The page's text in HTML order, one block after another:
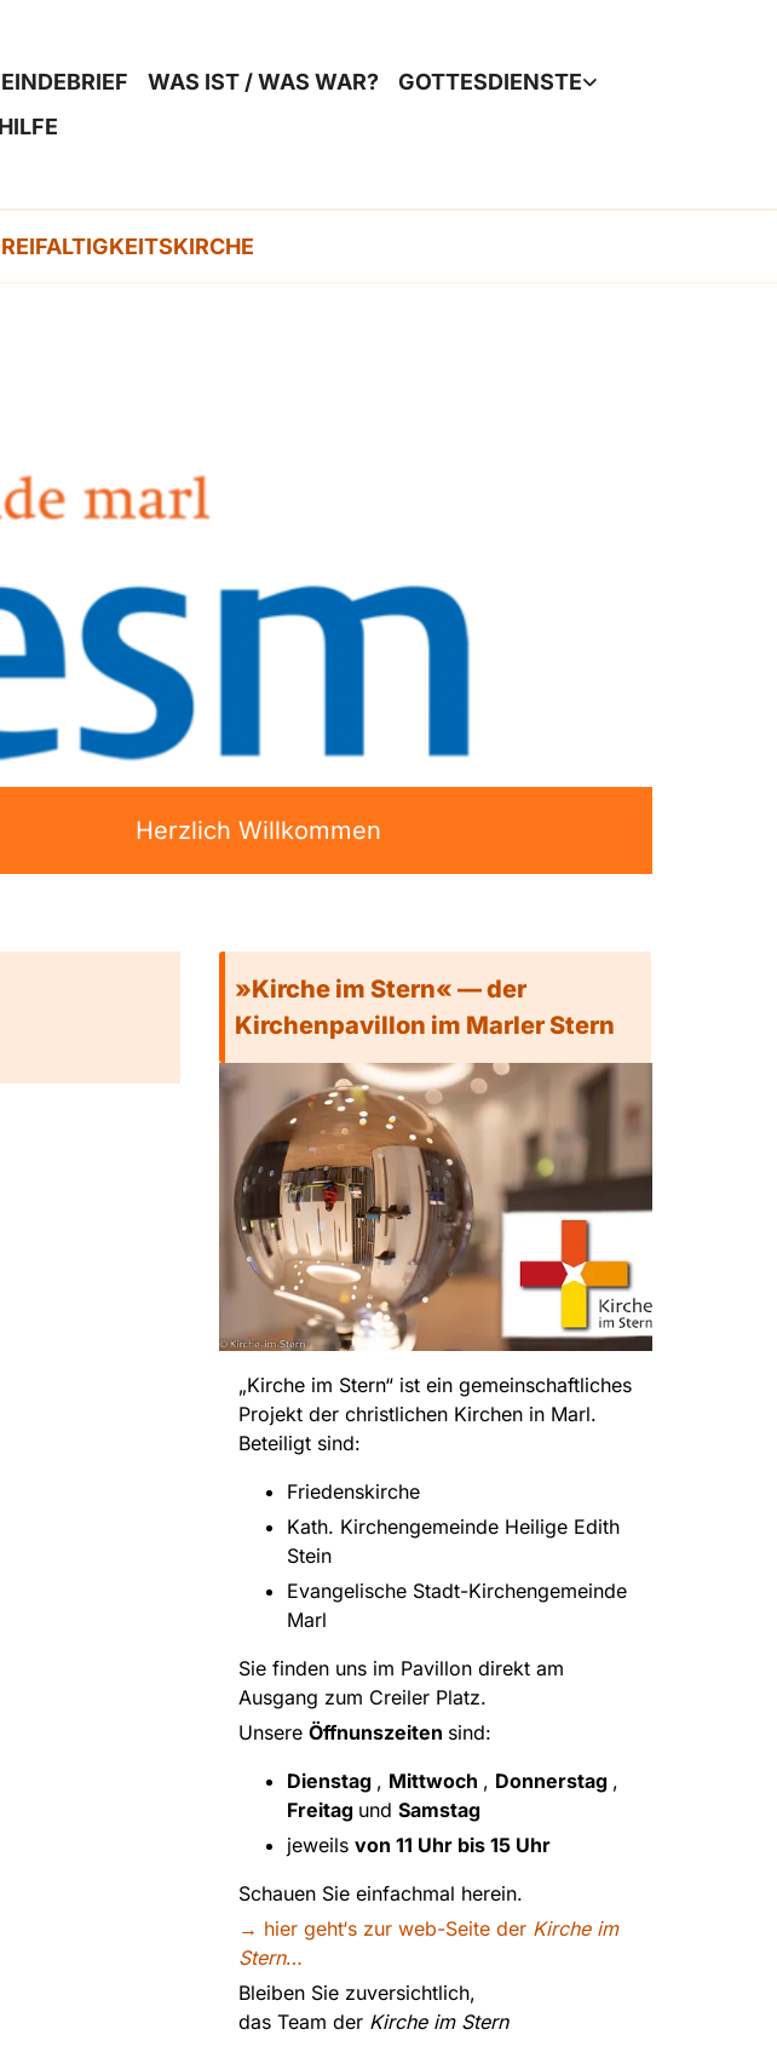
WAS IST / WAS WAR?
GOTTESDIENSTE
HILFE
Herzlich Willkommen
»Kirche im Stern« — der
Kirchenpavillon im Marler Stern
„Kirche im Stern“ ist ein gemeinschaftliches
Projekt der christlichen Kirchen in Marl.
Beteiligt sind:
Friedenskirche
Kath. Kirchengemeinde Heilige Edith
Stein
Evangelische Stadt-Kirchengemeinde
Marl
Sie finden uns im Pavillon direkt am
Ausgang zum Creiler Platz.
Unsere Öffnunszeiten sind:
Dienstag , Mittwoch , Donnerstag ,
Freitag und Samstag
jeweils von 11 Uhr bis 15 Uhr
Schauen Sie einfachmal herein.
→ hier geht‘s zur web-Seite der Kirche im
Stern…
Bleiben Sie zuversichtlich,
das Team der Kirche im Stern